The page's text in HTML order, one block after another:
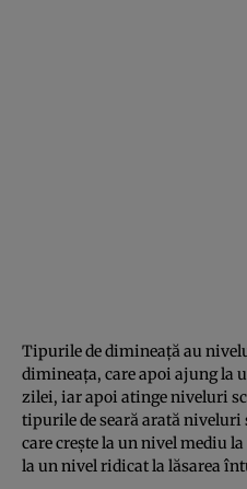
Tipurile de dimineață au
dimineața, care apoi ajung la
zilei, iar apoi atinge niveluri
tipurile de seară arată niveluri
care crește la un nivel mediu
la un nivel ridicat la lăsarea